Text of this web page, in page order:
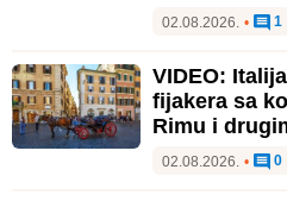
02.08.2026. • 1
VIDEO:
fijakera sa
Rimu i
02.08.2026. • 0